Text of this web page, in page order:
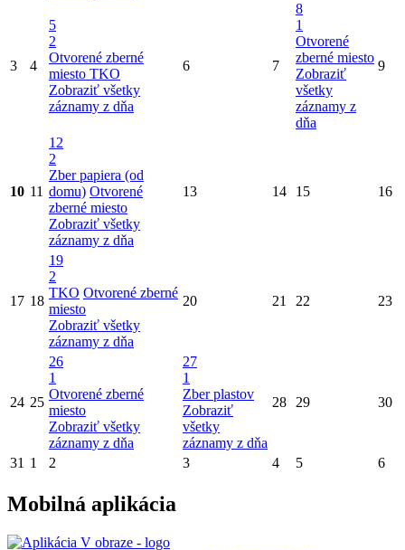
3 4
5
2
Otvorené zberné
miesto TKO
Zobraziť všetky
záznamy z dňa
6 7
8
1
Otvorené
zberné miesto
Zobraziť
všetky
záznamy z
dňa
9
10 11
12
2
Zber papiera (od
domu) Otvorené
zberné miesto
Zobraziť všetky
záznamy z dňa
13 14 15 16
17 18
19
2
TKO Otvorené zberné
miesto
Zobraziť všetky
záznamy z dňa
20 21 22 23
24 25
26
1
Otvorené zberné
miesto
Zobraziť všetky
záznamy z dňa
27
1
Zber plastov
Zobraziť
všetky
záznamy z dňa
28 29 30
31 1 2 3 4 5 6
Mobilná aplikácia